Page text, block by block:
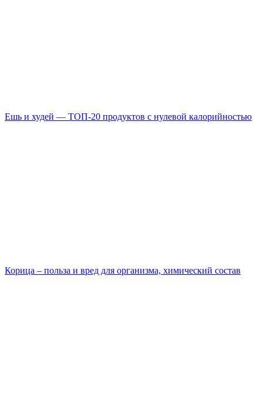
Ешь и худей — ТОП-20 продуктов с нулевой калорийностью
Корица – польза и вред для организма, химический состав